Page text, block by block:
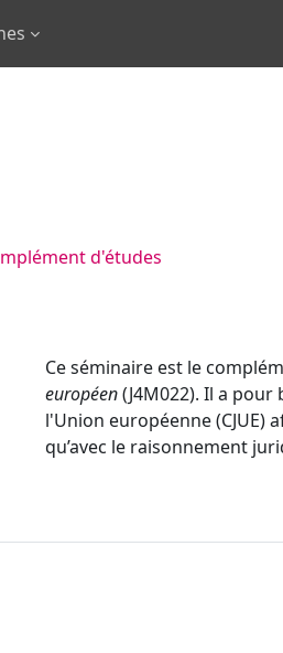
d'études
Ce séminaire est le
européen(J4M022). Il a pour
l'Union européenne (CJUE)
qu’avec le raisonnement